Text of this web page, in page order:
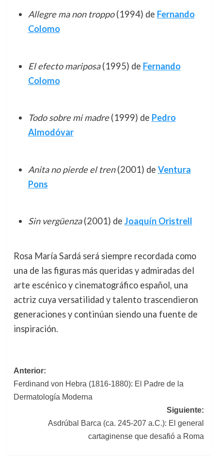
Allegre ma non troppo(1994) de Fernando
Colomo
El efecto mariposa(1995) de Fernando
Colomo
Todo sobre mi madre(1999) de Pedro
Almodóvar
Anita no pierde el tren(2001) de Ventura
Pons
Sin vergüenza(2001) de Joaquín Oristrell
Rosa María Sardá será siempre recordada como
una de las figuras más queridas y admiradas del
arte escénico y cinematográfico español, una
actriz cuya versatilidad y talento trascendieron
generaciones y continúan siendo una fuente de
inspiración.
Navegación
de
entradas
Anterior:
Ferdinand von Hebra (1816-1880): El Padre de la
Dermatología Moderna
Siguiente:
Asdrúbal Barca (ca. 245-207 a.C.): El general
cartaginense que desafió a Roma